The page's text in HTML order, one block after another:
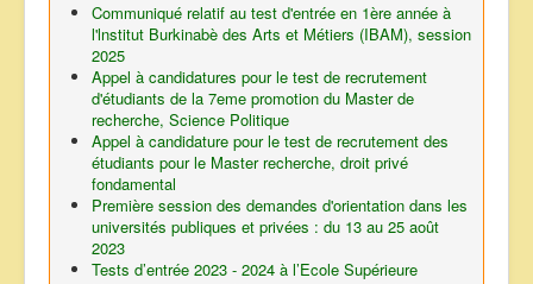
Communiqué relatif au test d'entrée en 1ère année à
l'lnstitut Burkinabè des Arts et Métiers (IBAM), session
2025
Appel à candidatures pour le test de recrutement
d'étudiants de la 7eme promotion du Master de
recherche, Science Politique
Appel à candidature pour le test de recrutement des
étudiants pour le Master recherche, droit privé
fondamental
Première session des demandes d'orientation dans les
universités publiques et privées : du 13 au 25 août
2023
Tests d’entrée 2023 - 2024 à l’Ecole Supérieure